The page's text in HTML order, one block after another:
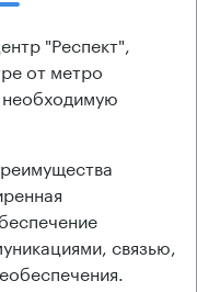
"Респект",
от метро
связью,